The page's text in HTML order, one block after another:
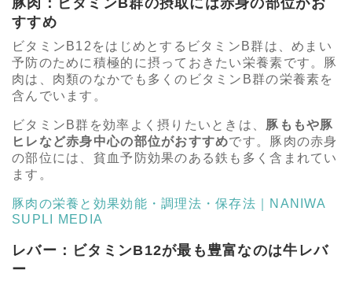
すすめ
ビタミンB12をはじめとするビタミンB群は、めまい
予防のために積極的に摂っておきたい栄養素です。豚
肉は、肉類のなかでも多くのビタミンB群の栄養素を
含んでいます。
ビタミンB群を効率よく摂りたいときは、 豚ももや豚
ヒレなど赤身中心の部位がおすすめです。豚肉の赤身
の部位には、貧血予防効果のある鉄も多く含まれてい
ます。
豚肉の栄養と効果効能・調理法・保存法｜NANIWA
SUPLI MEDIA
レバー：ビタミンB12が最も豊富なのは牛レバ
ー